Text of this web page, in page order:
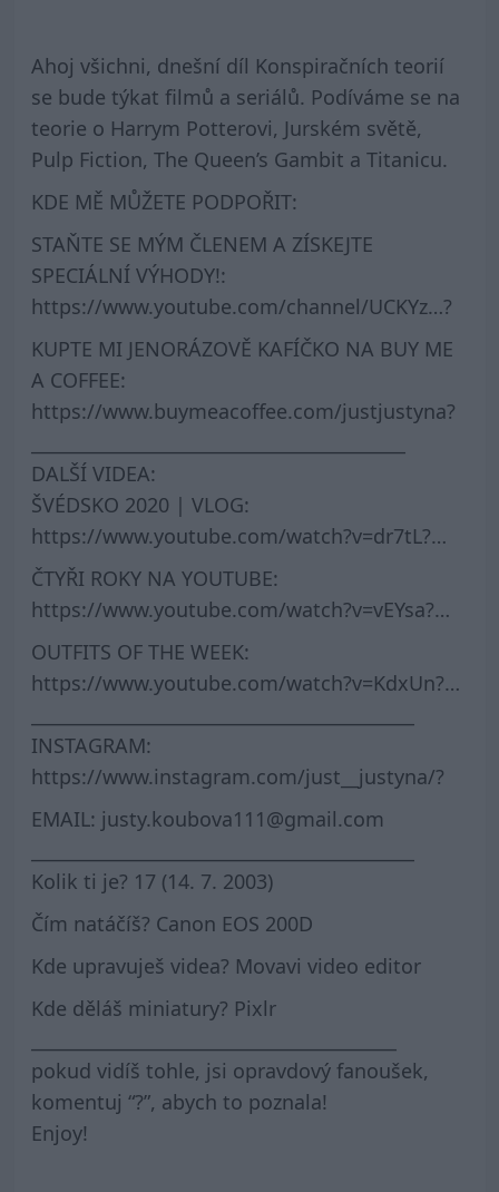
Ahoj všichni, dnešní díl Konspiračních teorií
se bude týkat filmů a seriálů. Podíváme se na
teorie o Harrym Potterovi, Jurském světě,
Pulp Fiction, The Queen’s Gambit a Titanicu.
KDE MĚ MŮŽETE PODPOŘIT:
STAŇTE SE MÝM ČLENEM A ZÍSKEJTE
SPECIÁLNÍ VÝHODY!:
https://www.youtube.com/channel/UCKYz…?
KUPTE MI JENORÁZOVĚ KAFÍČKO NA BUY ME
A COFFEE:
https://www.buymeacoffee.com/justjustyna?
DALŠÍ VIDEA:
ŠVÉDSKO 2020 | VLOG:
https://www.youtube.com/watch?v=dr7tL?…
ČTYŘI ROKY NA YOUTUBE:
https://www.youtube.com/watch?v=vEYsa?…
OUTFITS OF THE WEEK:
https://www.youtube.com/watch?v=KdxUn?…
INSTAGRAM:
https://www.instagram.com/just__justyna/?
EMAIL: justy.koubova111@gmail.com
Kolik ti je? 17 (14. 7. 2003)
Čím natáčíš? Canon EOS 200D
Kde upravuješ videa? Movavi video editor
Kde děláš miniatury? Pixlr
pokud vidíš tohle, jsi opravdový fanoušek,
komentuj “?”, abych to poznala!
Enjoy!